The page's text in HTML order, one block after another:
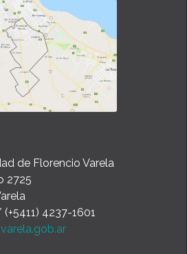
de Florencio Varela
2725
(+5411) 4237-1601